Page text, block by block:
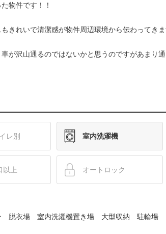
物件です！！
きれいで清潔感が物件周辺環境から伝わってきま
が沢山通るのではないかと思うのですがあまり
レ別 室内洗濯機
以上 オートロック
脱衣場 室内洗濯機置き場 大型収納 駐輪場